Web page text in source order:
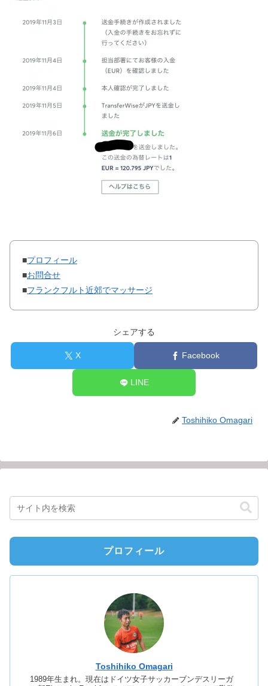
■プロフィール
■お問合せ
■フランクフルト近郊でマッサージ
シェアする
X Facebook
LINE
Toshihiko Omagari
プロフィール
Toshihiko Omagari
1989年生まれ。現在はドイツ女子サッカーブンデスリーガ